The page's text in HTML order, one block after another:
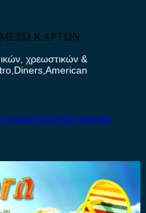
ΚΑΡΤΩΝ
χρεωστικών &
Ανταλλακτικά